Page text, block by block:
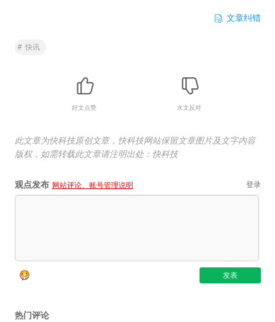
文章纠错
# 快讯
好文点赞 水文反对
此文章为快科技原创文章，快科技网站保留文章图片及文字内容
版权，如需转载此文章请注明出处：快科技
观点发布 网站评论、账号管理说明 登录
热门评论